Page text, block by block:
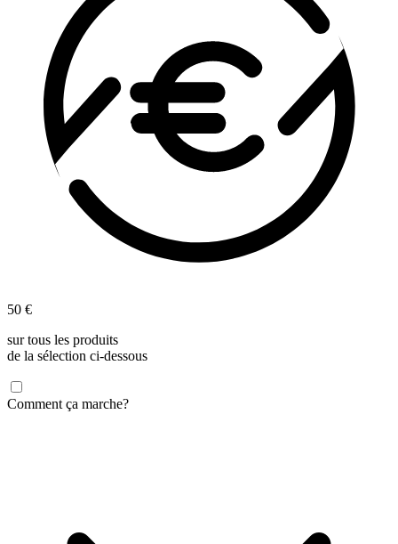
50 €
sur tous les produits
de la sélection ci-dessous
Comment ça marche?